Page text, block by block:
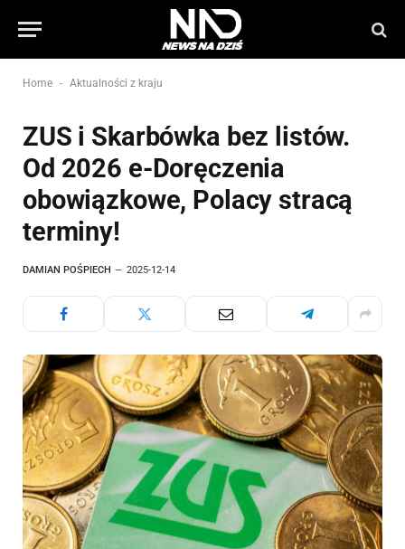
Home - Aktualności z kraju
ZUS i Skarbówka bez listów.
Od 2026 e-Doręczenia
obowiązkowe, Polacy stracą
terminy!
DAMIAN POŚPIECH 2025-12-14